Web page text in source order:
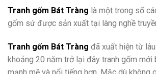
Tranh gốm Bát Tràng là một trong số
gốm sứ được sản xuất tại làng nghề
Tranh gốm Bát Tràng đã xuất hiện từ
khoảng 20 năm trở lại đây tranh gốm mới
mạnh mẽ và nổi tiếng hơn. Mặc dù không